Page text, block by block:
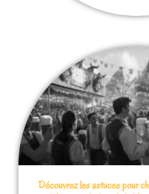
Découvrez les astuces pour